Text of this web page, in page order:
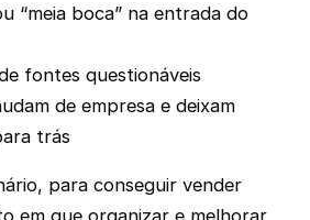
“meia boca” na entrada do
fontes questionáveis
de empresa e deixam
trás
para conseguir vender